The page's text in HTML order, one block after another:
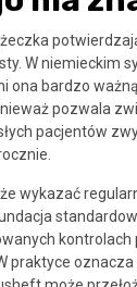
W niemieckim
ona bardzo
pozwala
pacjentów
wykazać
kontrolach
praktyce oznacza